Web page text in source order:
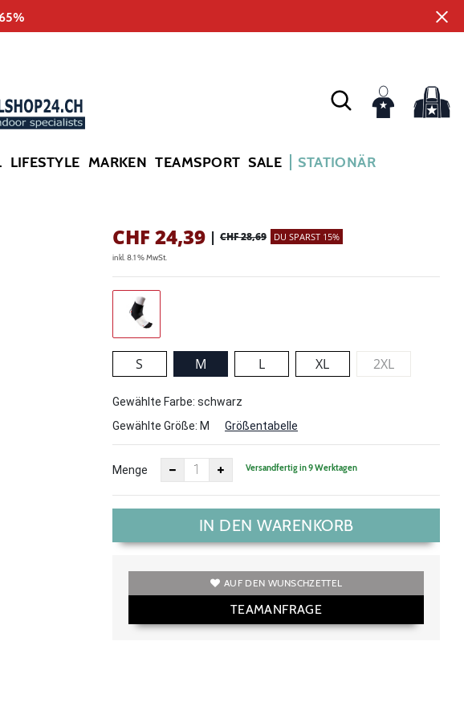
LIFESTYLE MARKEN TEAMSPORT SALE STATIONÄR
CHF 24,39 | CHF 28,69 DU SPARST 15%
inkl. 8.1 % MwSt.
S M L XL 2XL
Gewählte Farbe: schwarz
Gewählte Größe: M Größentabelle
Menge Versandfertig in 9 Werktagen
IN DEN WARENKORB
AUF DEN WUNSCHZETTEL
TEAMANFRAGE